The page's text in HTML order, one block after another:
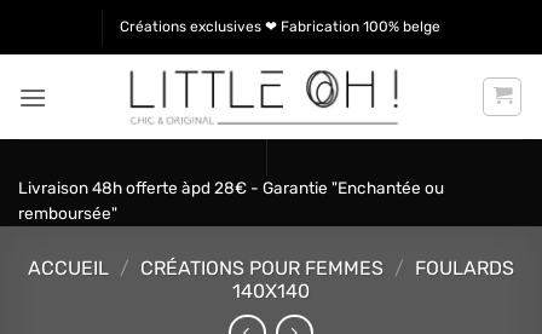
Créations exclusives ❤ Fabrication 100% belge
Livraison 48h offerte àpd 28€ - Garantie "Enchantée ou
remboursée"
ACCUEIL / CRÉATIONS POUR FEMMES / FOULARDS
140X140